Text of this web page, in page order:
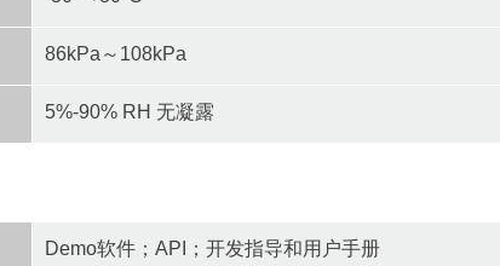
86kPa～108kPa
5%-90% RH 无凝露
Demo软件；API；开发指导和用户手册